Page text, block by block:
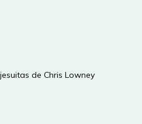
de Chris Lowney